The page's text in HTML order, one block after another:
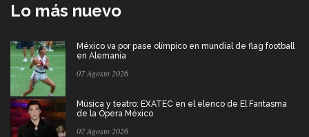
Lo más nuevo
México va por pase olímpico en mundial de flag football
en Alemania
07 Agosto 2026
Música y teatro: EXATEC en el elenco de El Fantasma
de la Ópera México
07 Agosto 2026